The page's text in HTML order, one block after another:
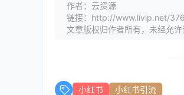
作者：云资源
链接：http://www.livip.net/
文章版权归作者所有，未经允许
小红书 小红书引流